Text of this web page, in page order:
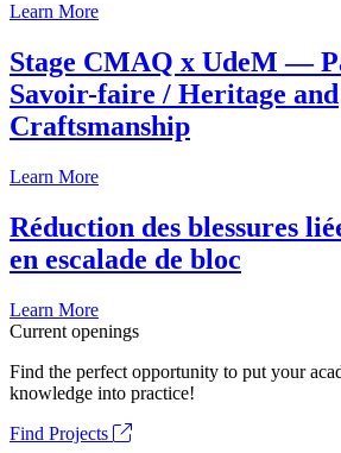
Learn More
Stage CMAQ x UdeM —
Savoir-faire / Heritage and
Craftsmanship
Learn More
Réduction des blessures
en escalade de bloc
Learn More
Current openings
Find the perfect opportunity to put your
knowledge into practice!
Find Projects